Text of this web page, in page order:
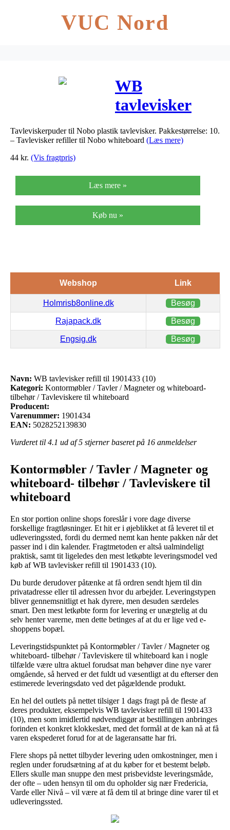
VUC Nord
WB
tavlevisker
refill til
1901433 (10)
Tavleviskerpuder til Nobo plastik tavlevisker. Pakkestørrelse: 10.
– Tavlevisker refiller til Nobo whiteboard (Læs mere)
44 kr. (Vis fragtpris)
Læs mere »
Køb nu »
Webshop Link
Holmrisb8online.dk Besøg
Rajapack.dk Besøg
Engsig.dk Besøg
Navn: WB tavlevisker refill til 1901433 (10)
Kategori: Kontormøbler / Tavler / Magneter og whiteboard-
tilbehør / Tavleviskere til whiteboard
Producent:
Varenummer: 1901434
EAN: 5028252139830
Vurderet til 4.1 ud af 5 stjerner baseret på 16 anmeldelser
Kontormøbler / Tavler / Magneter og
whiteboard- tilbehør / Tavleviskere til
whiteboard
En stor portion online shops foreslår i vore dage diverse
forskellige fragtløsninger. Et hit er i øjeblikket at få leveret til et
udleveringssted, fordi du dermed nemt kan hente pakken når det
passer ind i din kalender. Fragtmetoden er altså ualmindeligt
praktisk, samt tit ligeledes den mest letkøbte leveringsmodel ved
køb af WB tavlevisker refill til 1901433 (10).
Du burde derudover påtænke at få ordren sendt hjem til din
privatadresse eller til adressen hvor du arbejder. Leveringstypen
bliver gennemsnitligt et hak dyrere, men desuden særdeles
smart. Den mest letkøbte form for levering er unægtelig at du
selv henter varerne, men dette betinges af at du er lige ved e-
shoppens bopæl.
Leveringstidspunktet på Kontormøbler / Tavler / Magneter og
whiteboard- tilbehør / Tavleviskere til whiteboard kan i nogle
tilfælde være ultra aktuel forudsat man behøver dine nye varer
omgående, så herved er det fuldt ud væsentligt at du efterser den
estimerede leveringsdato ved det pågældende produkt.
En hel del outlets på nettet tilsiger 1 dags fragt på de fleste af
deres produkter, eksempelvis WB tavlevisker refill til 1901433
(10), men som imidlertid nødvendiggør at bestillingen anbringes
forinden et konkret klokkeslæt, med det formål at de kan nå at få
varen ekspederet forud for at de lageransatte har fri.
Flere shops på nettet tilbyder levering uden omkostninger, men i
reglen under forudsætning af at du køber for et bestemt beløb.
Ellers skulle man snuppe den mest prisbevidste leveringsmåde,
der ofte – uden hensyn til om du opholder sig nær Fredericia,
Varde eller Nivå – vil være at få dem til at bringe dine varer til et
udleveringssted.